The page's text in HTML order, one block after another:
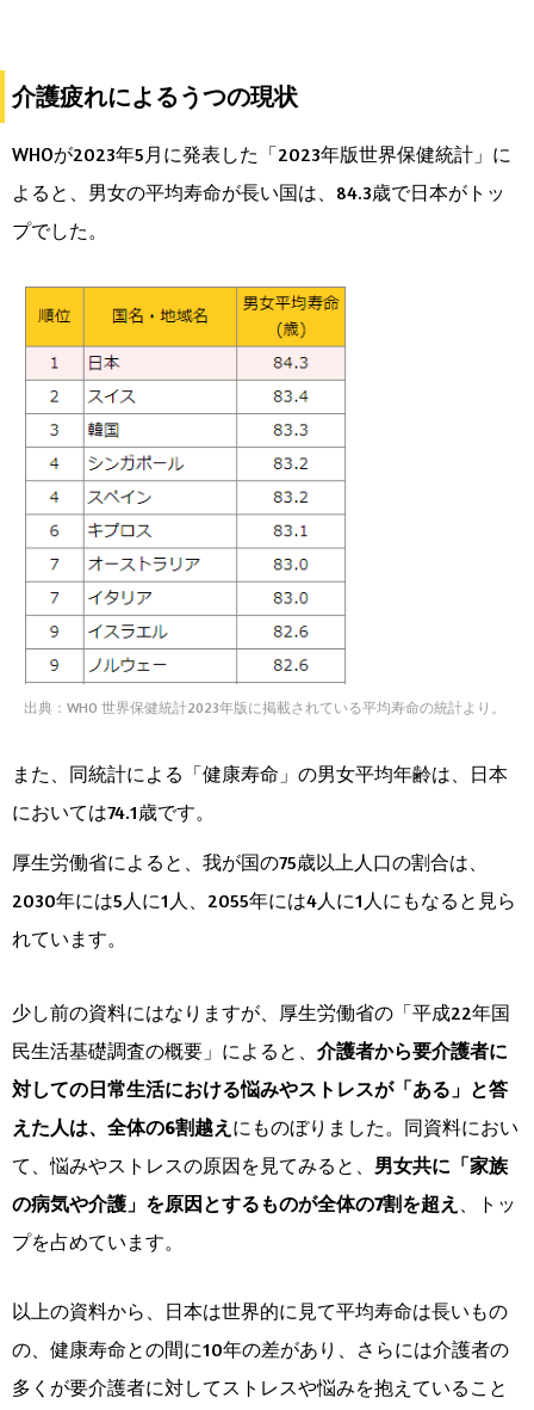
介護疲れによるうつの現状
WHOが2023年5月に発表した「2023年版世界保健統計」に
よると、男女の平均寿命が長い国は、84.3歳で日本がトッ
プでした。
出典：WHO 世界保健統計2023年版に掲載されている平均寿命の統計より。
また、同統計による「健康寿命」の男女平均年齢は、日本
においては74.1歳です。
厚生労働省によると、我が国の75歳以上人口の割合は、
2030年には5人に1人、2055年には4人に1人にもなると見ら
れています。
少し前の資料にはなりますが、厚生労働省の「平成22年国
民生活基礎調査の概要」によると、 介護者から要介護者に
対しての日常生活における悩みやストレスが「ある」と答
えた人は、全体の6割越え にものぼりました。同資料におい
て、悩みやストレスの原因を見てみると、 男女共に「家族
の病気や介護」を原因とするものが全体の7割を超え 、トッ
プを占めています。
以上の資料から、日本は世界的に見て平均寿命は長いもの
の、健康寿命との間に10年の差があり、さらには介護者の
多くが要介護者に対してストレスや悩みを抱えていること